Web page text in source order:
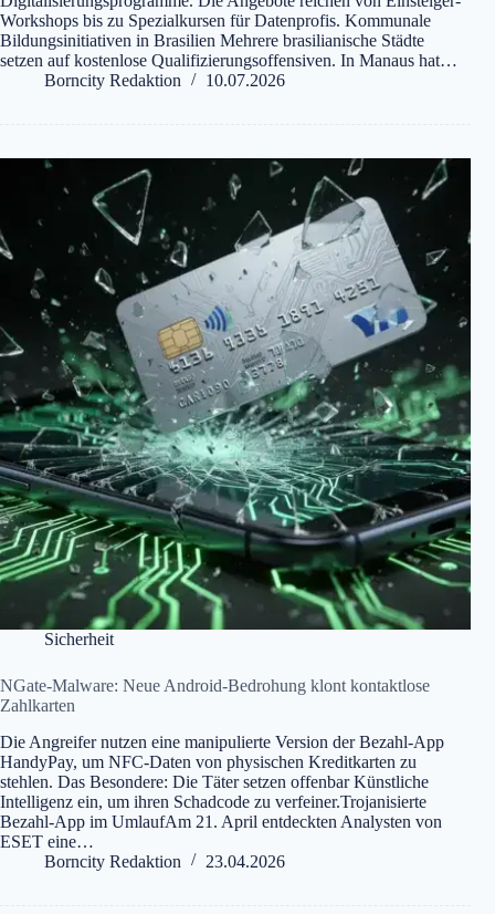
Workshops bis zu Spezialkursen für Datenprofis. Kommunale
Bildungsinitiativen in Brasilien Mehrere brasilianische Städte
setzen auf kostenlose Qualifizierungsoffensiven. In Manaus hat…
Borncity Redaktion
10.07.2026
Sicherheit
NGate-Malware: Neue Android-Bedrohung klont kontaktlose
Zahlkarten
Die Angreifer nutzen eine manipulierte Version der Bezahl-App
HandyPay, um NFC-Daten von physischen Kreditkarten zu
stehlen. Das Besondere: Die Täter setzen offenbar Künstliche
Intelligenz ein, um ihren Schadcode zu verfeiner.Trojanisierte
Bezahl-App im UmlaufAm 21. April entdeckten Analysten von
ESET eine…
Borncity Redaktion
23.04.2026